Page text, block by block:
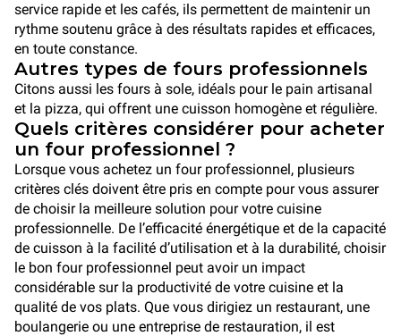
service rapide et les cafés, ils permettent de maintenir un
rythme soutenu grâce à des résultats rapides et efficaces,
en toute constance.
Autres types de fours professionnels
Citons aussi les fours à sole, idéals pour le pain artisanal
et la pizza, qui offrent une cuisson homogène et régulière.
Quels critères considérer pour acheter
un four professionnel ?
Lorsque vous achetez un four professionnel, plusieurs
critères clés doivent être pris en compte pour vous assurer
de choisir la meilleure solution pour votre cuisine
professionnelle. De l’efficacité énergétique et de la capacité
de cuisson à la facilité d’utilisation et à la durabilité, choisir
le bon four professionnel peut avoir un impact
considérable sur la productivité de votre cuisine et la
qualité de vos plats. Que vous dirigiez un restaurant, une
boulangerie ou une entreprise de restauration, il est